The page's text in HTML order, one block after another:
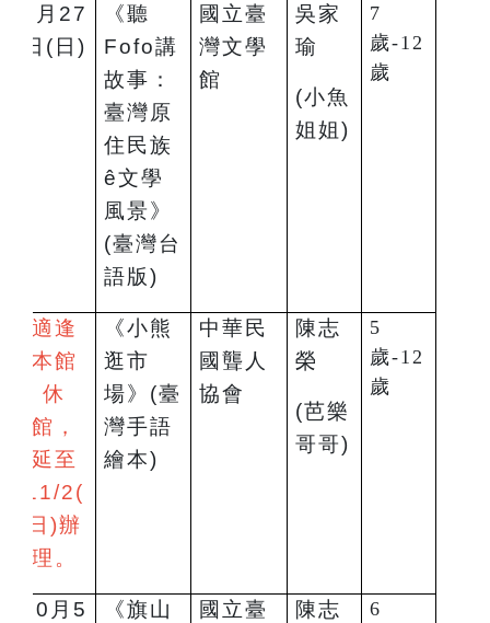
月27
日(日)
《聽
Fofo講
故事：
臺灣原
住民族
ê文學
風景》
(臺灣台
語版)
國立臺
灣文學
館
吳家
瑜
(小魚
姐姐)
7
歲-12
歲
適逢
本館
休
館，
延至
11/2(
日)辦
理。
《小熊
逛市
場》(臺
灣手語
繪本)
中華民
國聾人
協會
陳志
榮
(芭樂
哥哥)
5
歲-12
歲
10 月5
《旗山
國立臺
陳志
6